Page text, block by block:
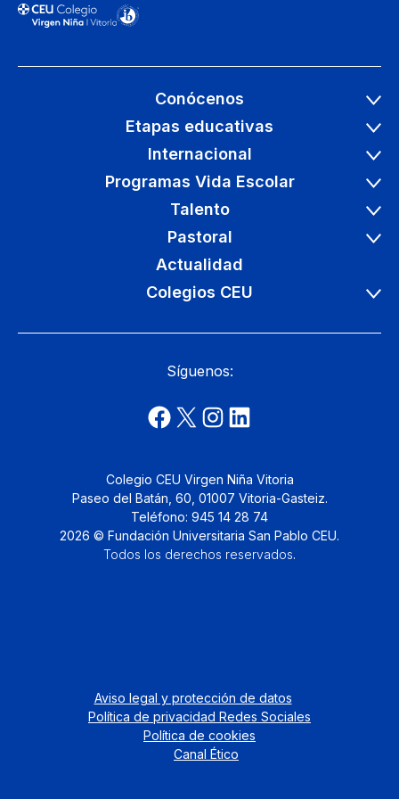
este mes[…]
Conócenos
Etapas educativas
Internacional
Programas Vida Escolar
Talento
Pastoral
Actualidad
Colegios CEU
Síguenos:
Colegio CEU Virgen Niña Vitoria
Paseo del Batán, 60, 01007 Vitoria-Gasteiz.
Teléfono: 945 14 28 74
2026 © Fundación Universitaria San Pablo CEU.
Todos los derechos reservados.
Aviso legal y protección de datos
Política de privacidad Redes Sociales
Política de cookies
Canal Ético